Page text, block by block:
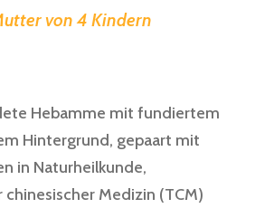
von 4 Kindern
Hebamme mit fundiertem
Hintergrund, gepaart mit
in Naturheilkunde,
Medizin (TCM)